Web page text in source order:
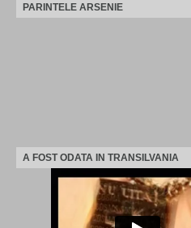
PARINTELE ARSENIE
A FOST ODATA IN TRANSILVANIA